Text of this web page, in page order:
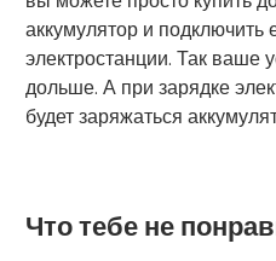
аккумулятор и
электростанции. Так ваше
дольше. А при зарядке
будет заряжаться
Что тебе не